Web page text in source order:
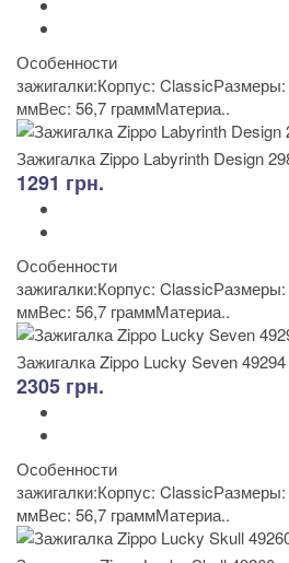
Особенности
зажигалки:Корпус:
ммВес: 56,7 граммМатериа..
Зажигалка Zippo Labyrinth Design
1291 грн.
Особенности
зажигалки:Корпус:
ммВес: 56,7 граммМатериа..
Зажигалка Zippo Lucky Seven 49294
2305 грн.
Особенности
зажигалки:Корпус:
ммВес: 56,7 граммМатериа..